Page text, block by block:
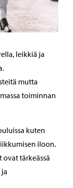
leikkiä ja
mutta
toiminnan
kuten
iloon.
ovat tärkeässä